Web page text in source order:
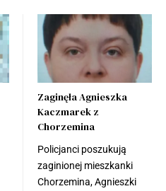
Zaginęła Agnieszka
Kaczmarek z
Chorzemina
Policjanci poszukują
zaginionej mieszkanki
Chorzemina, Agnieszki